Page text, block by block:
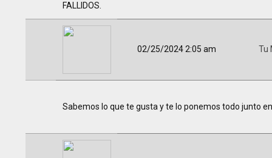
FALLIDOS.
02/25/2024 2:05 am Tu
Sabemos lo que te gusta y te lo ponemos todo junto